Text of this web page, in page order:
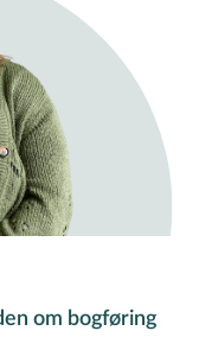
om bogføring